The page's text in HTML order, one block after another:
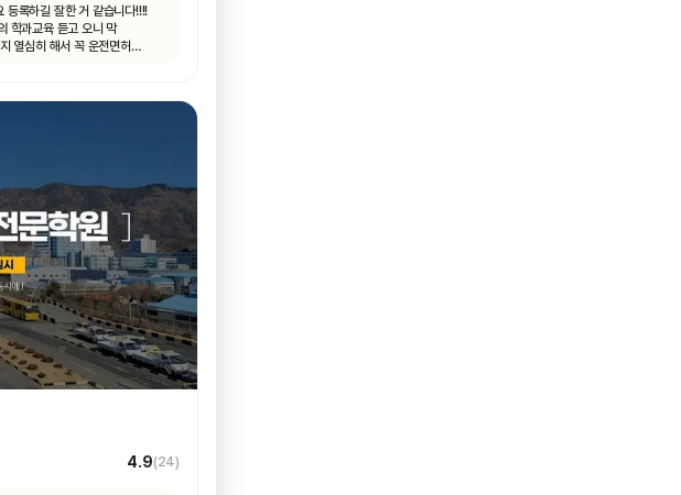
등록하길 잘한 거 같습니다!!!!
학과교육 듣고 오니 막
열심히 해서 꼭 운전면허
4.9(24)